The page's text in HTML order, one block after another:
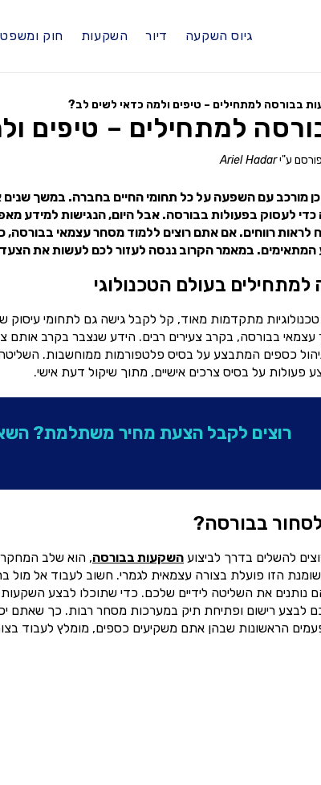
גיוס השקעה דיור השקעות חוק ומשפט
בבורסה למתחילים – טיפים ולמה כדאי לשים לב?
למתחילים – טיפים
פורסם ע"יAriel Hadar
מורכב עם השפעה על כל תחומי החיים בחברה. במשך
לעסוק בפעולות בבורסה. אבל היום, הנגישות למידע
לראות רווחים. אם אתם רוצים ללמוד מסחר עצמאי
המתאימים. במאמר הקרוב ננסה לעזור לכם לעשות את
בעולם הטכנולוגי
טכנולוגיות מתקדמות מאוד, קל לקבל גישה גם לתחומי
בבורסה, בקרב צעירים רבים. הידע שנצבר בקרב אותם
כספים המתבצע על בסיס פלטפורמות ממוחשבות.
פעולות על בסיס צרכים אישיים, מתוך שיקול דעת אישי.
רוצים לקבל הצעת מחיר משתלמת?
בבורסה?
להשלים בדרך לביצוע השקעות בבורסה, הוא שלב
הזו פועלת בצורה עצמאית לגמרי. חשוב לעבוד אל מול
את השליטה לידיים שלכם. כדי שתוכלו לבצע השקעות
לבצע רישום ופתיחת תיק במערכות מסחר רבות. כך שאתם
הראשונות שבהן אתם משקיעים כספים, מומלץ לעבוד